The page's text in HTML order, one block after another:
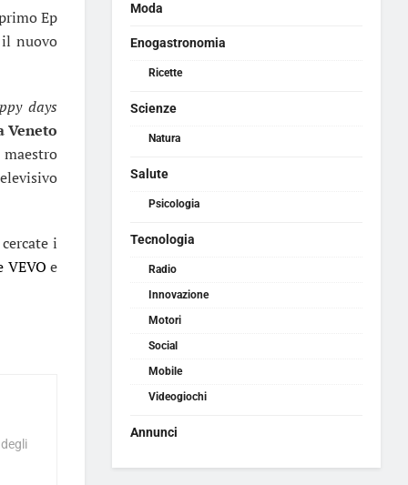
Ep
nuovo
days
Veneto
i
VEVO e
Moda
Enogastronomia
Ricette
Scienze
Natura
Salute
Psicologia
Tecnologia
Radio
Innovazione
Motori
Social
Mobile
Videogiochi
Annunci